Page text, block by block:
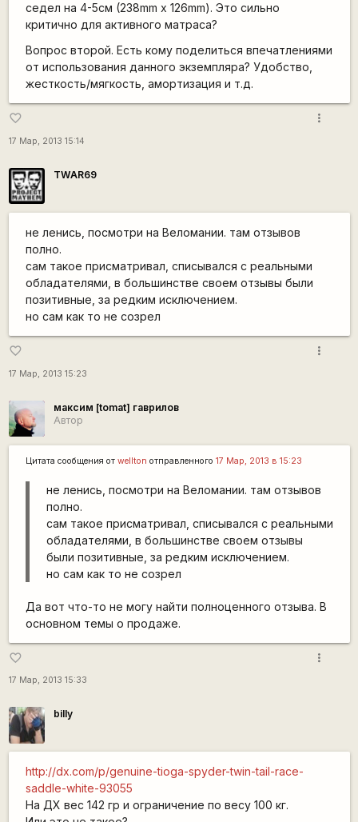
седел на 4-5см (238mm x 126mm). Это сильно
критично для активного матраса?
Вопрос второй. Есть кому поделиться впечатлениями
от использования данного экземпляра? Удобство,
жесткость/мягкость, амортизация и т.д.
favorite_border
17 Мар, 2013 15:14
more_vert
TWAR69
не ленись, посмотри на Веломании. там отзывов
полно.
сам такое присматривал, списывался с реальными
обладателями, в большинстве своем отзывы были
позитивные, за редким исключением.
но сам как то не созрел
favorite_border
17 Мар, 2013 15:23
more_vert
максим [tomat] гаврилов
Автор
Цитата сообщения от wellton отправленного 17 Мар, 2013 в 15:23
не ленись, посмотри на Веломании. там отзывов
полно.
сам такое присматривал, списывался с реальными
обладателями, в большинстве своем отзывы
были позитивные, за редким исключением.
но сам как то не созрел
Да вот что-то не могу найти полноценного отзыва. В
основном темы о продаже.
favorite_border
17 Мар, 2013 15:33
more_vert
billy
http://dx.com/p/genuine-tioga-spyder-twin-tail-race-
saddle-white-93055
На ДХ вес 142 гр и ограничение по весу 100 кг.